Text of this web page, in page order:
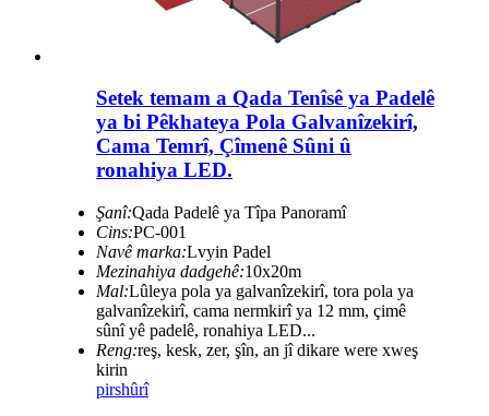
Setek temam a Qada Tenîsê ya Padelê
ya bi Pêkhateya Pola Galvanîzekirî,
Cama Temrî, Çîmenê Sûni û
ronahiya LED.
Şanî:Qada Padelê ya Tîpa Panoramî
Cins:PC-001
Navê marka:Lvyin Padel
Mezinahiya dadgehê:10x20m
Mal:Lûleya pola ya galvanîzekirî, tora pola ya
galvanîzekirî, cama nermkirî ya 12 mm, çimê
sûnî yê padelê, ronahiya LED...
Reng:reş, kesk, zer, şîn, an jî dikare were xweş
kirin
pirshûrî